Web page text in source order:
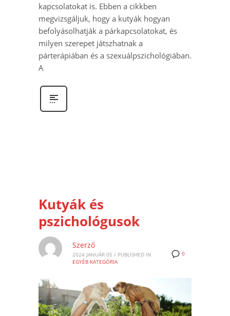
kapcsolatokat is. Ebben a cikkben
megvizsgáljuk, hogy a kutyák hogyan
befolyásolhatják a párkapcsolatokat, és
milyen szerepet játszhatnak a
párterápiában és a szexuálpszichológiában.
A
Kutyák és
pszichológusok
0
Szerző
2024 JANUÁR 05 / PUBLISHED IN
EGYÉB KATEGÓRIA